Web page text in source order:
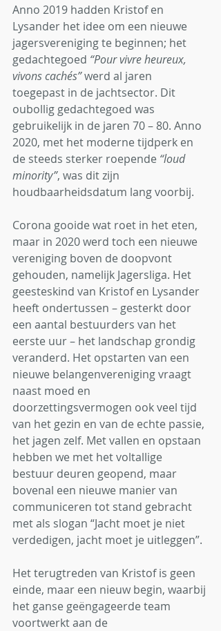
Anno 2019 hadden Kristof en
Lysander het idee om een nieuwe
jagersvereniging te beginnen; het
gedachtegoed “Pour vivre heureux,
vivons cachés” werd al jaren
toegepast in de jachtsector. Dit
oubollig gedachtegoed was
gebruikelijk in de jaren 70 – 80. Anno
2020, met het moderne tijdperk en
de steeds sterker roepende “loud
minority”, was dit zijn
houdbaarheidsdatum lang voorbij.
Corona gooide wat roet in het eten,
maar in 2020 werd toch een nieuwe
vereniging boven de doopvont
gehouden, namelijk Jagersliga. Het
geesteskind van Kristof en Lysander
heeft ondertussen – gesterkt door
een aantal bestuurders van het
eerste uur – het landschap grondig
veranderd. Het opstarten van een
nieuwe belangenvereniging vraagt
naast moed en
doorzettingsvermogen ook veel tijd
van het gezin en van de echte passie,
het jagen zelf. Met vallen en opstaan
hebben we met het voltallige
bestuur deuren geopend, maar
bovenal een nieuwe manier van
communiceren tot stand gebracht
met als slogan “Jacht moet je niet
verdedigen, jacht moet je uitleggen”.
Het terugtreden van Kristof is geen
einde, maar een nieuw begin, waarbij
het ganse geëngageerde team
voortwerkt aan de